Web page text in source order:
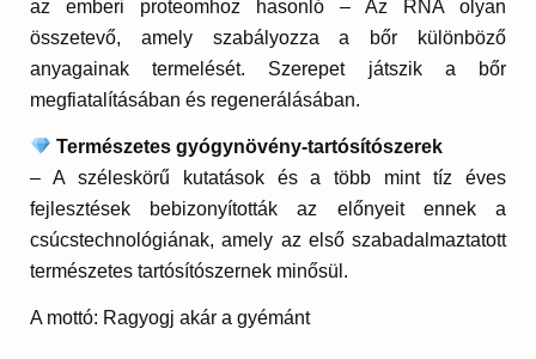
az emberi proteomhoz hasonló – Az RNA olyan
összetevő, amely szabályozza a bőr különböző
anyagainak termelését. Szerepet játszik a bőr
megfiatalításában és regenerálásában.
Természetes gyógynövény-tartósítószerek
– A széleskörű kutatások és a több mint tíz éves
fejlesztések bebizonyították az előnyeit ennek a
csúcstechnológiának, amely az első szabadalmaztatott
természetes tartósítószernek minősül.
A mottó: Ragyogj akár a gyémánt